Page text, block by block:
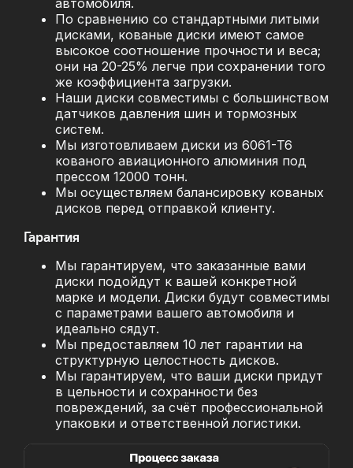
По сравнению со стандартными литыми
дисками, кованые диски имеют самое
высокое соотношение прочности и веса;
они на 20-25% легче при сохранении того
же коэффициента загрузки.
Наши диски совместимы с большинством
датчиков давления шин и тормозных
систем.
Мы изготовливаем диски из 6061-T6
кованого авиационного алюминия под
прессом 12000 тонн.
Мы осуществляем балансировку кованых
дисков перед отправкой клиенту.
Гарантия
Мы гарантируем, что заказанные вами
диски подойдут к вашей конкретной
марке и модели. Диски будут совместимы
с параметрами вашего автомобиля и
идеально сядут.
Мы предоставляем 10 лет гарантии на
структурную целостность дисков.
Мы гарантируем, что ваши диски придут
в цельности и сохранности без
повреждений, за счёт профессиональной
упаковки и ответственной логистики.